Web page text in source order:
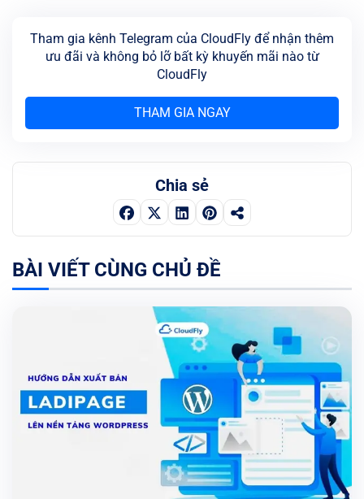
Tham gia kênh Telegram của CloudFly để nhận thêm
ưu đãi và không bỏ lỡ bất kỳ khuyến mãi nào từ
CloudFly
THAM GIA NGAY
Chia sẻ
BÀI VIẾT CÙNG CHỦ ĐỀ